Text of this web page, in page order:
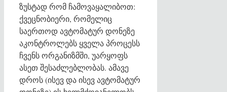
ზუსტად რომ ჩამოვაყალიბოთ:
ქვეცნობიერი, რომელიც
საერთოდ ავტომატურ დონეზე
აკონტროლებს ყველა პროცესს
ჩვენს ორგანიზმში, უარყოფს
ასეთ შესაძლებლობას. ამავე
დროს (ისევ და ისევ ავტომატურ